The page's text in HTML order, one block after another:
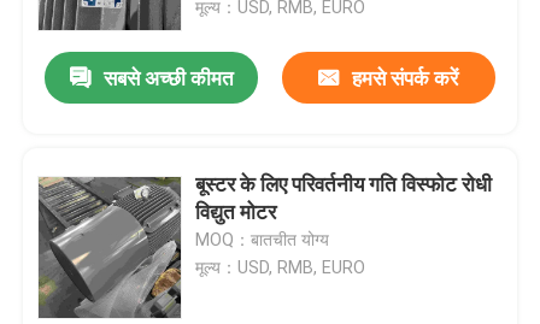
मूल्य：USD, RMB, EURO
सबसे अच्छी कीमत हमसे संपर्क करें
बूस्टर के लिए परिवर्तनीय गति विस्फोट रोधी
विद्युत मोटर
MOQ：बातचीत योग्य
मूल्य：USD, RMB, EURO